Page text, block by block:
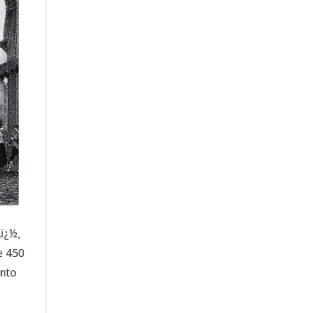
450